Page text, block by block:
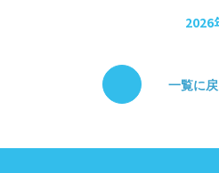
神田LAB
2026
一覧に